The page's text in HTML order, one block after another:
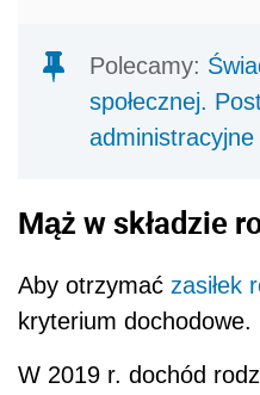
Polecamy:
społecznej.
administracyjne
Mąż w składzie
Aby otrzymać zasiłek
kryterium dochodowe.
W 2019 r. dochód